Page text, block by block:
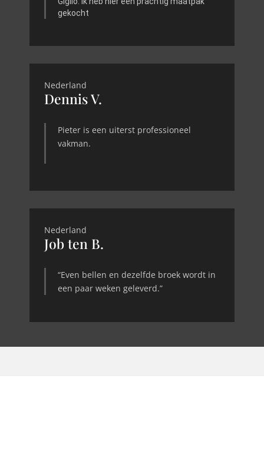
gekocht
Nederland
Dennis V.
Pieter is een uiterst professioneel
vakman.
Nederland
Job ten B.
“Even bellen en dezelfde broek wordt in
een paar weken geleverd.”